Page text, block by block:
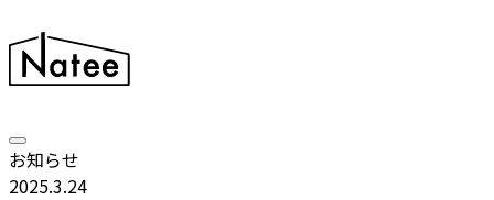
お知らせ
2025.3.24